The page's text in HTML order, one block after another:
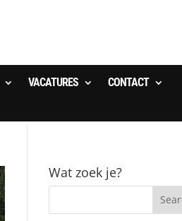
VACATURES
CONTACT
Wat zoek je?